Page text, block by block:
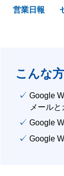
営業日報
こんな
✓ Google
メール
✓ Google
✓ Google